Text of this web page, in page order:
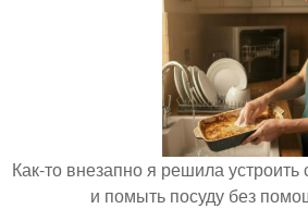
Как-то внезапно я решила
и помыть посуду без